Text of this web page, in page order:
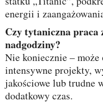
energii i
Czy tytaniczna praca zawsze oznacza
nadgodziny?
Nie koniecznie – może
intensywne projekty,
jakościowe lub trudne
dodatkowy czas.